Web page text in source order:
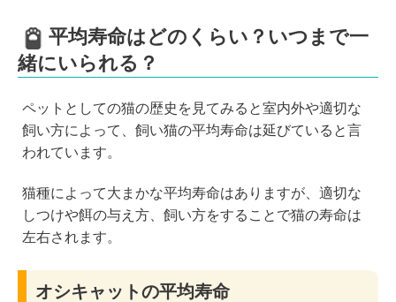
平均寿命はどのくらい？いつまで一
緒にいられる？
ペットとしての猫の歴史を見てみると室内外や適切な
飼い方によって、飼い猫の平均寿命は延びていると言
われています。
猫種によって大まかな平均寿命はありますが、適切な
しつけや餌の与え方、飼い方をすることで猫の寿命は
左右されます。
オシキャットの平均寿命